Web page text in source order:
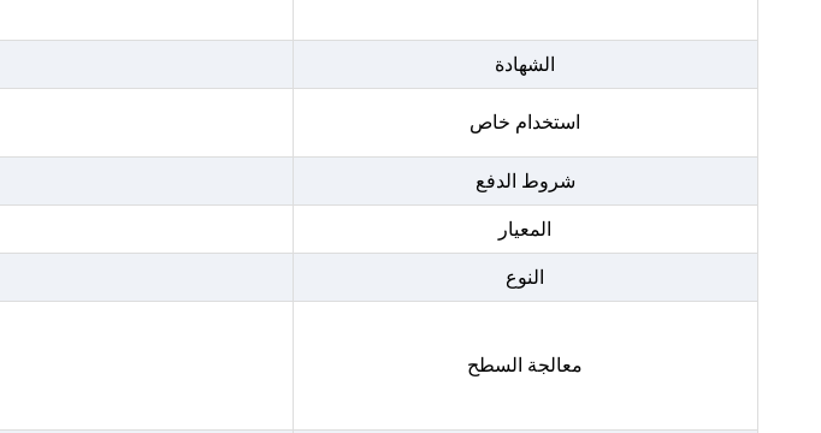
الشهادة
استخدام خاص
شروط الدفع
المعيار
النوع
معالجة السطح